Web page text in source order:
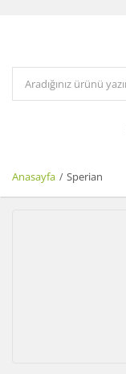
Anasayfa Sperian